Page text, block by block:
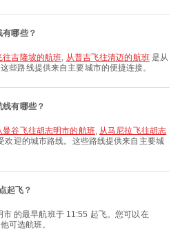
哪些？
往吉隆坡的航班, 从普吉飞往清迈的航班是从
些路线提供来自主要城市的便捷连接。
有哪些？
曼谷飞往胡志明市的航班, 从马尼拉飞往胡志
欢迎的城市路线。这些路线提供来自主要城
起飞？
可选航班。